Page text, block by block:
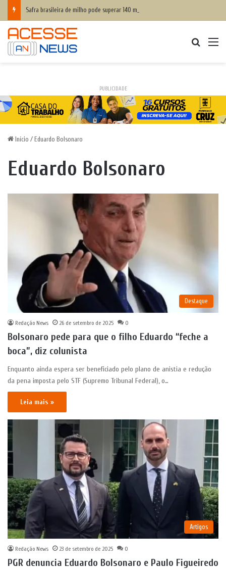
Safra brasileira de milho pode superar 140 milhões de toneladas
PUBLICIDADE
Início / Eduardo Bolsonaro
Eduardo Bolsonaro
Destaque
Redação News 26 de setembro de 2025 0
Bolsonaro pede para que o filho Eduardo “feche a
boca”, diz colunista
Enquanto ainda espera ser beneficiado pelo plano de anistia e redução
da pena imposta pelo STF (Supremo Tribunal Federal), o…
Leia mais »
Artigos
Redação News 23 de setembro de 2025 0
PGR denuncia Eduardo Bolsonaro e Paulo Figueiredo